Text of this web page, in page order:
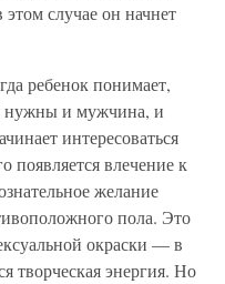
случае он начнет
ребенок понимает,
нужны и мужчина, и
интересоваться
влечение к
желание
пола. Это
окраски — в
творческая энергия. Но